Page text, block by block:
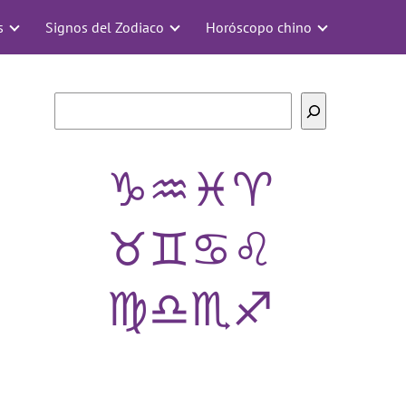
Signos del Zodiaco Horóscopo chino
♑♒♓♈
♉♊♋♌
♍♎♏♐